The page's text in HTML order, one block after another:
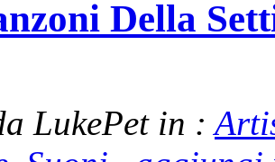
Della
LukePet in :